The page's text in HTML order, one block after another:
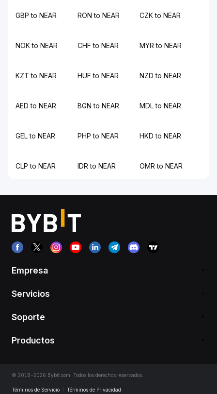
GBP to NEAR RON to NEAR CZK to NEAR
NOK to NEAR CHF to NEAR MYR to NEAR
KZT to NEAR HUF to NEAR NZD to NEAR
AED to NEAR BGN to NEAR MDL to NEAR
GEL to NEAR PHP to NEAR HKD to NEAR
CLP to NEAR IDR to NEAR OMR to NEAR
Empresa
Servicios
Soporte
Productos
© 2018-2026 Bybit.com. Todos los derechos reservados.
Términos de Servicio Términos de Privacidad